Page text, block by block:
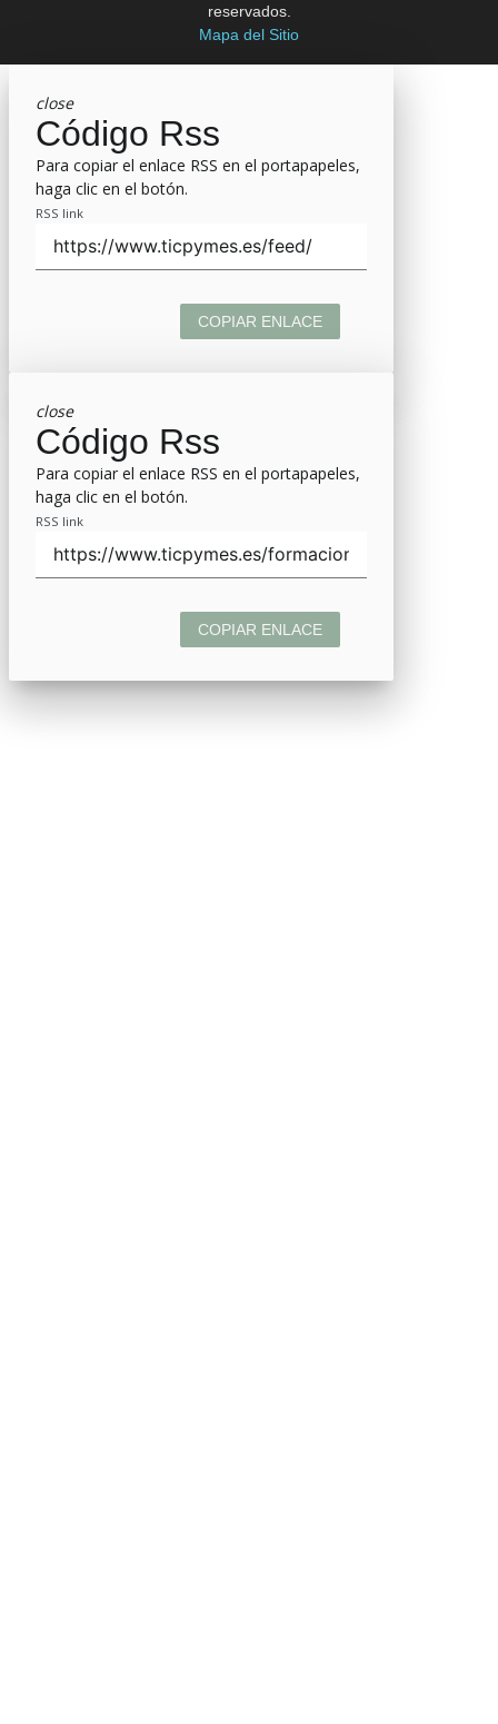
reservados.
Mapa del Sitio
close
Código Rss
Para copiar el enlace RSS en el portapapeles,
haga clic en el botón.
RSS link
COPIAR ENLACE
close
Código Rss
Para copiar el enlace RSS en el portapapeles,
haga clic en el botón.
RSS link
COPIAR ENLACE